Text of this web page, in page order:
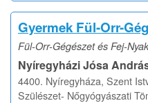
Gyermek Fül-Orr-
Fül-Orr-Gégészet és Fej-
Nyíregyházi Jósa
4400. Nyíregyháza, Szent
Szülészet- Nőgyógyászati